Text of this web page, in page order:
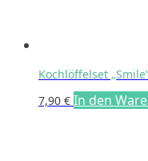
Kochlöffelset
7,90 € In den